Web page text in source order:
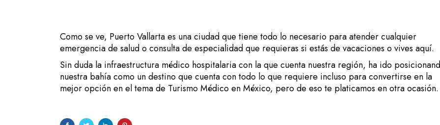
Como se ve, Puerto Vallarta es una ciudad que tiene todo lo necesario para atender cualquier
emergencia de salud o consulta de especialidad que requieras si estás de vacaciones o vives aquí.
Sin duda la infraestructura médico hospitalaria con la que cuenta nuestra región, ha ido
nuestra bahía como un destino que cuenta con todo lo que requiere incluso para convertirse en la
mejor opción en el tema de Turismo Médico en México, pero de eso te platicamos en otra ocasión.